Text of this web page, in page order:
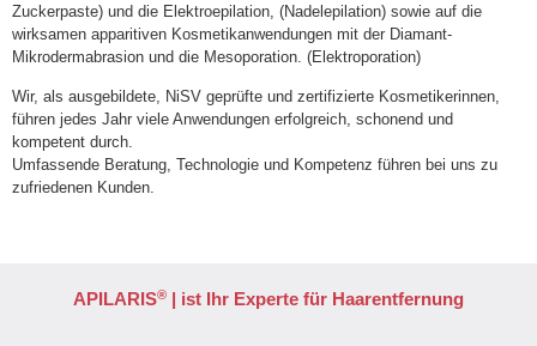
Zuckerpaste) und die Elektroepilation, (Nadelepilation) sowie auf die
wirksamen apparitiven Kosmetikanwendungen mit der Diamant-
Mikrodermabrasion und die Mesoporation. (Elektroporation)
Wir, als ausgebildete, NiSV geprüfte und zertifizierte Kosmetikerinnen,
führen jedes Jahr viele Anwendungen erfolgreich, schonend und
kompetent durch.
Umfassende Beratung, Technologie und Kompetenz führen bei uns zu
zufriedenen Kunden.
APILARIS® | ist Ihr Experte für Haarentfernung